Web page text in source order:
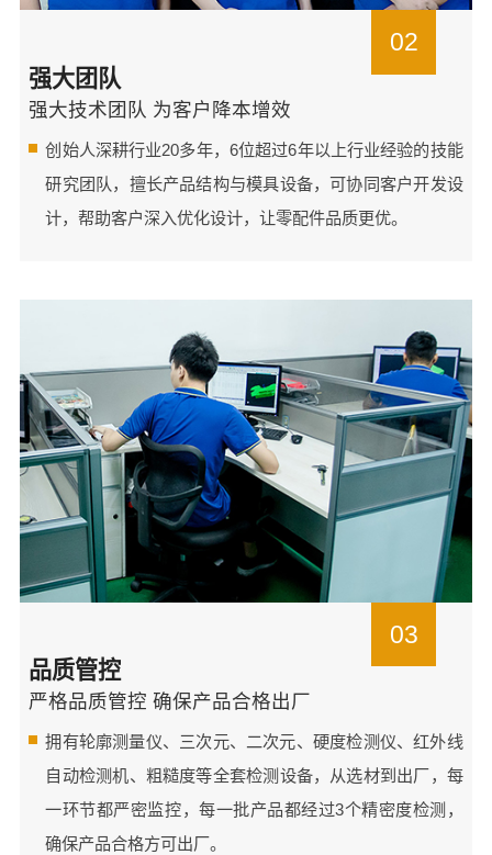
02
强大团队
强大技术团队 为客户降本增效
创始人深耕行业20多年，6位超过6年以上行业经验的技能
研究团队，擅长产品结构与模具设备，可协同客户开发设
计，帮助客户深入优化设计，让零配件品质更优。
03
品质管控
严格品质管控 确保产品合格出厂
拥有轮廓测量仪、三次元、二次元、硬度检测仪、红外线
自动检测机、粗糙度等全套检测设备，从选材到出厂，每
一环节都严密监控，每一批产品都经过3个精密度检测，
确保产品合格方可出厂。